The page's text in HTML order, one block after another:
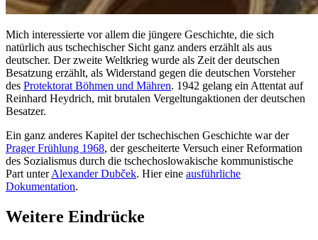
Mich interessierte vor allem die jüngere Geschichte, die sich
natürlich aus tschechischer Sicht ganz anders erzählt als aus
deutscher. Der zweite Weltkrieg wurde als Zeit der deutschen
Besatzung erzählt, als Widerstand gegen die deutschen Vorsteher
des Protektorat Böhmen und Mähren. 1942 gelang ein Attentat auf
Reinhard Heydrich, mit brutalen Vergeltungaktionen der deutschen
Besatzer.
Ein ganz anderes Kapitel der tschechischen Geschichte war der
Prager Frühlung 1968, der gescheiterte Versuch einer Reformation
des Sozialismus durch die tschechoslowakische kommunistische
Part unterAlexander Dubček. Hier eine ausführliche
Dokumentation.
Weitere Eindrücke